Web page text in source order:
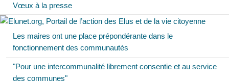
Vœux à la presse
Les maires ont une place prépondérante dans le
fonctionnement des communautés
"Pour une intercommunalité librement consentie et au service
des communes"